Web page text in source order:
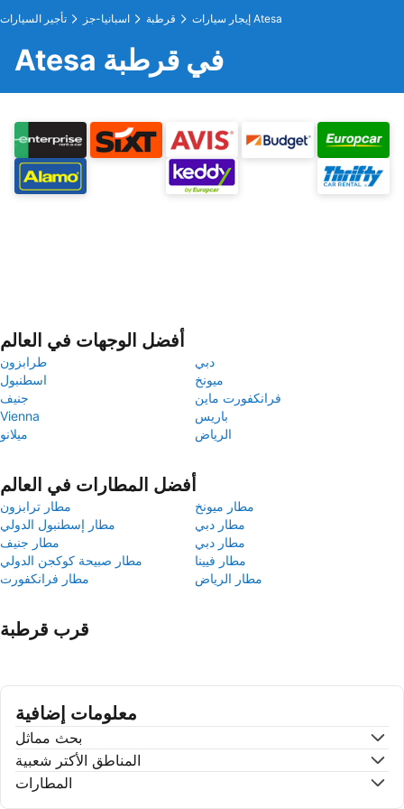
تأجير السيارات اسبانيا-جز قرطبة إيجار سيارات Atesa
Atesa في قرطبة
أفضل الوجهات في العالم
طرابزون
دبي
اسطنبول
ميونخ
جنيف
فرانكفورت ماين
Vienna
باريس
ميلانو
الرياض
أفضل المطارات في العالم
مطار ترابزون
مطار ميونخ
مطار إسطنبول الدولي
مطار دبي
مطار جنيف
مطار دبي
مطار صبيحة كوكجن الدولي
مطار فيينا
مطار فرانكفورت
مطار الرياض
قرب قرطبة
معلومات إضافية
بحث مماثل
المناطق الأكتر شعبية
المطارات